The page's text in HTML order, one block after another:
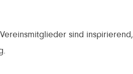
sind inspirierend,